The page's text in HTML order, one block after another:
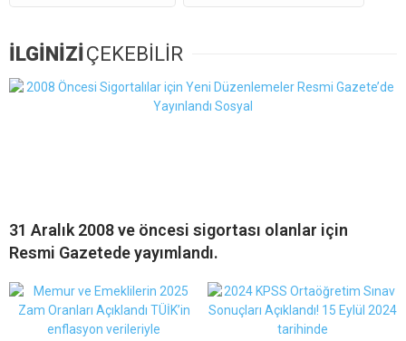
İLGİNİZİ ÇEKEBİLİR
31 Aralık 2008 ve öncesi sigortası olanlar için
Resmi Gazetede yayımlandı.